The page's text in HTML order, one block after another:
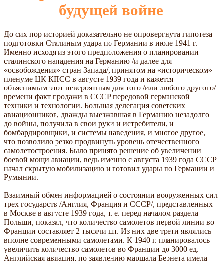
будущей войне
До сих пор историей доказательно не опровергнута гипотеза
подготовки Сталиным удара по Германии в июле 1941 г.
Именно исходя из этого предположения о планировании
сталинского нападения на Германию /и далее для
«освобождения» стран Запада/, принятом на «историческом»
пленуме ЦК КПСС в августе 1939 года и кажется
объяснимым этот невероятным для того /или любого другого/
времени факт продажи в СССР передовой германской
техники и технологии. Большая делегация советских
авиационников, дважды выезжавшая в Германию незадолго
до войны, получила в свои руки и истребители, и
бомбардировщики, и системы наведения, и многое другое,
что позволило резко продвинуть уровень отечественного
самолетостроения. Было принято решение об увеличении
боевой мощи авиации, ведь именно с августа 1939 года СССР
начал скрытую мобилизацию и готовил удары по Германии и
Румынии.
Взаимный обмен информацией о состоянии вооруженных сил
трех государств /Англия, Франция и СССР/, представленных
в Москве в августе 1939 года, т. е. перед началом раздела
Польши, показал, что количество самолетов первой линии во
Франции составляет 2 тысячи шт. Из них две трети являлись
вполне современными самолетами. К 1940 г. планировалось
увеличить количество самолетов во Франции до 3000 ед.
Английская авиация, по заявлению маршала Бернета имела